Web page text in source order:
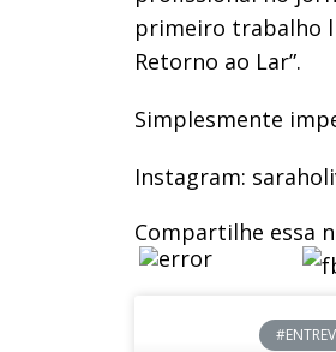
primeiro trabalho
Retorno ao Lar”.
Simplesmente
Instagram:
Compartilhe essa